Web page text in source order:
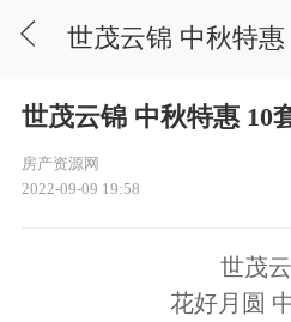
世茂云锦 中秋特惠 10
房产资源网
2022-09-09 19:58
世茂
花好月圆